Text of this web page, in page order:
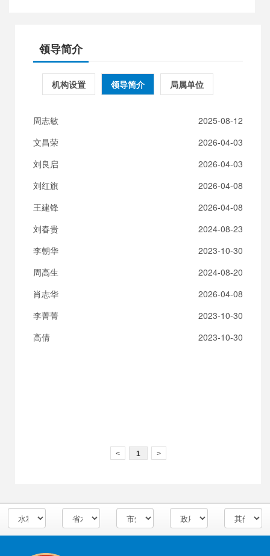
领导简介
机构设置 领导简介 局属单位
2025-08-12
周志敏
2026-04-03
文昌荣
2026-04-03
刘良启
2026-04-08
刘红旗
2026-04-08
王建锋
2024-08-23
刘春贵
2023-10-30
李朝华
2024-08-20
周高生
2026-04-08
肖志华
2023-10-30
李菁菁
2023-10-30
高倩
< 1 >